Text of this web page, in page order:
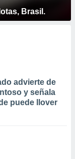
Brasil.
advierte de
y señala
puede llover